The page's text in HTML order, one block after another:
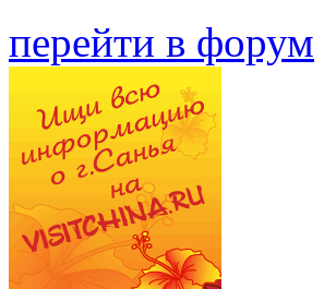
перейти в форум